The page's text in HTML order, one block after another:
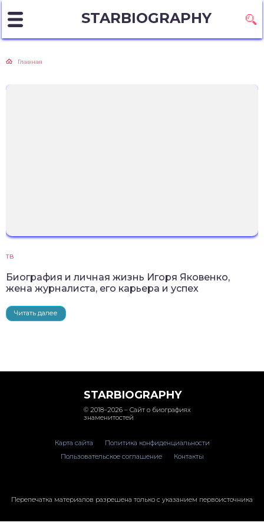
STARBIOGRAPHY
Главная
ТВ
Биография и личная жизнь Игоря Яковенко,
жена журналиста, его карьера и успех
Читать далее
STARBIOGRAPHY
© 2018–2026 – Сайт о биографиях
знаменитостей
Карта сайта
Политика конфиденциальности
Пользовательское соглашение
Контакты
Перепечатка материалов разрешена только с указанием первоисточника